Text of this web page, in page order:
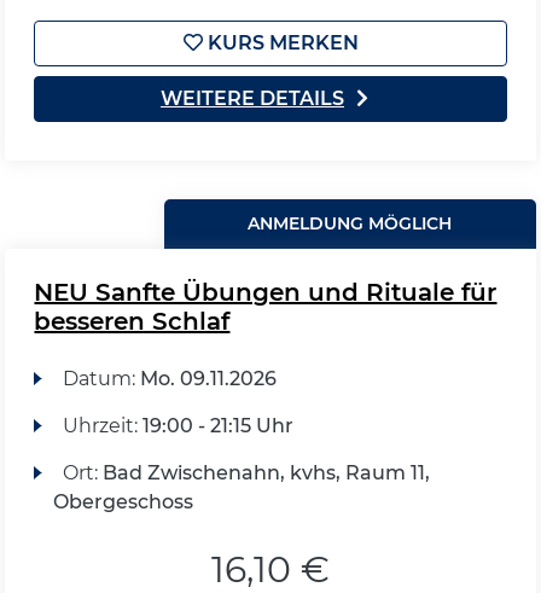
KURS MERKEN
WEITERE DETAILS
ANMELDUNG MÖGLICH
NEU Sanfte Übungen und Rituale für
besseren Schlaf
Datum: Mo. 09.11.2026
Uhrzeit: 19:00 - 21:15 Uhr
Ort: Bad Zwischenahn, kvhs, Raum 11,
Obergeschoss
16,10 €